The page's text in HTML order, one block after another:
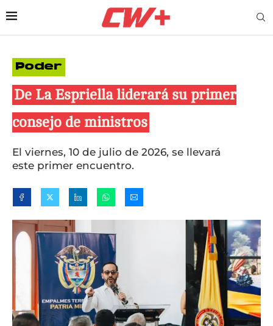
Poder
De La Espriella liderará su primer
consejo de ministros
El viernes, 10 de julio de 2026, se llevará
este primer encuentro.